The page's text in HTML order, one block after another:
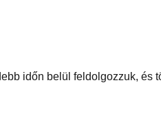
időn belül feldolgozzuk, és